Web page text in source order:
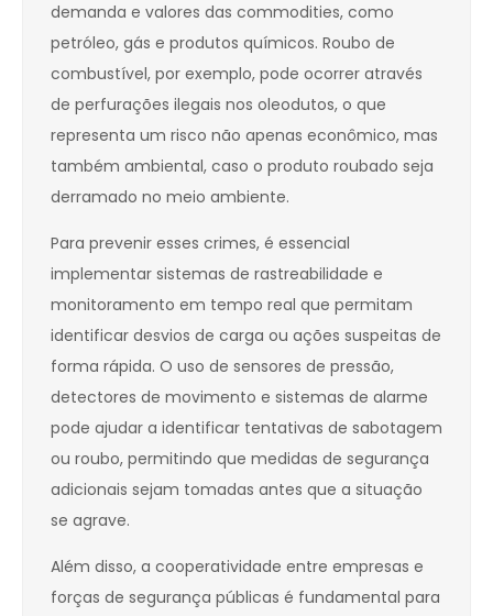
demanda e valores das commodities, como
petróleo, gás e produtos químicos. Roubo de
combustível, por exemplo, pode ocorrer através
de perfurações ilegais nos oleodutos, o que
representa um risco não apenas econômico, mas
também ambiental, caso o produto roubado seja
derramado no meio ambiente.
Para prevenir esses crimes, é essencial
implementar sistemas de rastreabilidade e
monitoramento em tempo real que permitam
identificar desvios de carga ou ações suspeitas de
forma rápida. O uso de sensores de pressão,
detectores de movimento e sistemas de alarme
pode ajudar a identificar tentativas de sabotagem
ou roubo, permitindo que medidas de segurança
adicionais sejam tomadas antes que a situação
se agrave.
Além disso, a cooperatividade entre empresas e
forças de segurança públicas é fundamental para